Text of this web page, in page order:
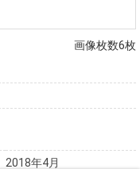
画像枚数6枚
2018年4月